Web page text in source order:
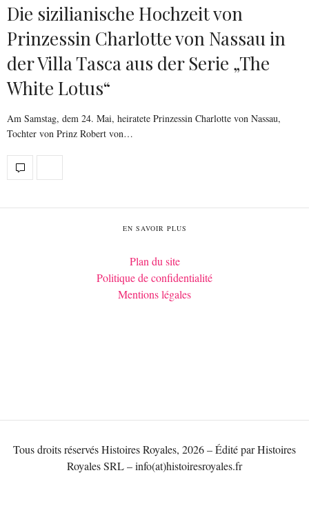
Die sizilianische Hochzeit von
Prinzessin Charlotte von Nassau in
der Villa Tasca aus der Serie „The
White Lotus“
Am Samstag, dem 24. Mai, heiratete Prinzessin Charlotte von Nassau,
Tochter von Prinz Robert von…
EN SAVOIR PLUS
Plan du site
Politique de confidentialité
Mentions légales
Tous droits réservés Histoires Royales, 2026 – Édité par Histoires
Royales SRL – info(at)histoiresroyales.fr